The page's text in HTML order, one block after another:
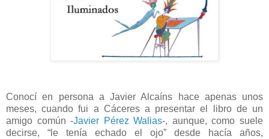
Conocí en persona a Javier Alcaíns hace apenas unos
meses, cuando fui a Cáceres a presentar el libro de un
amigo común -Javier Pérez Walias-, aunque, como suele
decirse, “le tenía echado el ojo” desde hacía años,